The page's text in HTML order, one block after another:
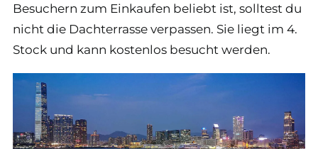
Besuchern zum Einkaufen beliebt ist, solltest du
nicht die Dachterrasse verpassen. Sie liegt im 4.
Stock und kann kostenlos besucht werden.